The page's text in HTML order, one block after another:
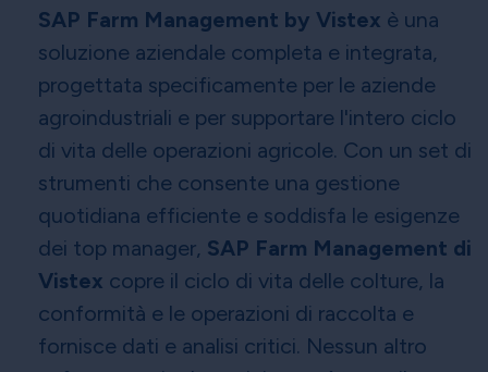
SAP Farm Management by Vistex è una
soluzione aziendale completa e integrata,
progettata specificamente per le aziende
agroindustriali e per supportare l'intero ciclo
di vita delle operazioni agricole. Con un set di
strumenti che consente una gestione
quotidiana efficiente e soddisfa le esigenze
dei top manager, SAP Farm Management di
Vistex copre il ciclo di vita delle colture, la
conformità e le operazioni di raccolta e
fornisce dati e analisi critici. Nessun altro